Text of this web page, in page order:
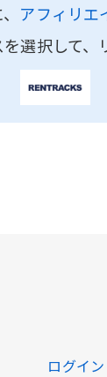
アフィリエ
選択して、
ログイン